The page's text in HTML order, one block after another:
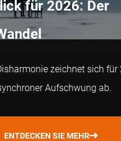
für 2026: Der
zeichnet sich für
Aufschwung ab.
ENTDECKEN SIE MEHR